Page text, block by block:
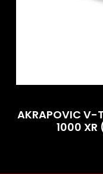
AKRAPOVIC V-
1000 XR